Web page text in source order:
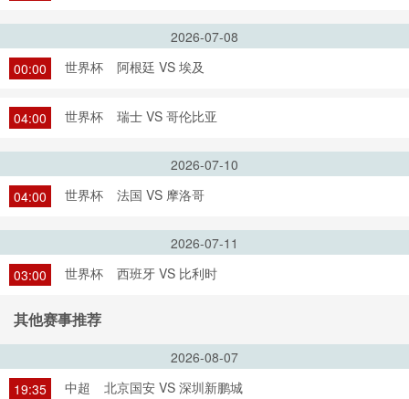
2026-07-08
00:00
世界杯 阿根廷 VS 埃及
04:00 世界杯 瑞士 VS 哥伦比亚
2026-07-10
04:00
世界杯 法国 VS 摩洛哥
2026-07-11
03:00
世界杯 西班牙 VS 比利时
其他赛事推荐
2026-08-07
19:35
中超 北京国安 VS 深圳新鹏城